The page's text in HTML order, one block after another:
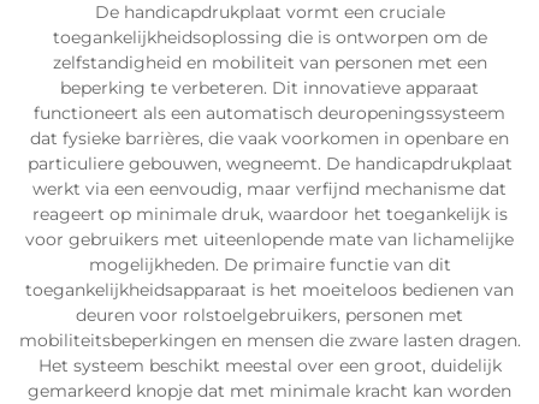
De handicapdrukplaat vormt een cruciale
toegankelijkheidsoplossing die is ontworpen om de
zelfstandigheid en mobiliteit van personen met een
beperking te verbeteren. Dit innovatieve apparaat
functioneert als een automatisch deuropeningssysteem
dat fysieke barrières, die vaak voorkomen in openbare en
particuliere gebouwen, wegneemt. De handicapdrukplaat
werkt via een eenvoudig, maar verfijnd mechanisme dat
reageert op minimale druk, waardoor het toegankelijk is
voor gebruikers met uiteenlopende mate van lichamelijke
mogelijkheden. De primaire functie van dit
toegankelijkheidsapparaat is het moeiteloos bedienen van
deuren voor rolstoelgebruikers, personen met
mobiliteitsbeperkingen en mensen die zware lasten dragen.
Het systeem beschikt meestal over een groot, duidelijk
gemarkeerd knopje dat met minimale kracht kan worden